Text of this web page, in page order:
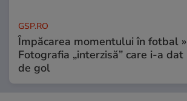
GSP.RO
Împăcarea momentului în fotbal »
Fotografia „interzisă” care i-a dat
de gol